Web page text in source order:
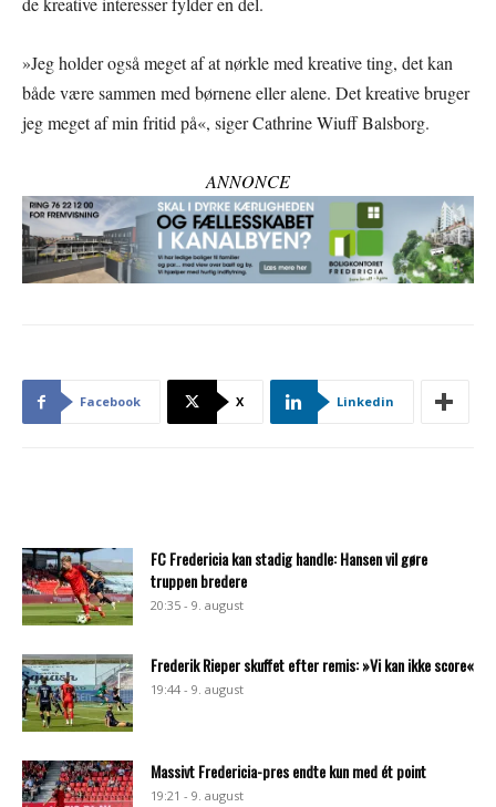
»Jeg holder også meget af at nørkle med kreative ting, det kan
både være sammen med børnene eller alene. Det kreative bruger
jeg meget af min fritid på«, siger Cathrine Wiuff Balsborg.
ANNONCE
Facebook X Linkedin
FC Fredericia kan stadig handle: Hansen vil gøre
truppen bredere
20:35 - 9. august
Frederik Rieper skuffet efter remis: »Vi kan ikke score«
19:44 - 9. august
Massivt Fredericia-pres endte kun med ét point
19:21 - 9. august